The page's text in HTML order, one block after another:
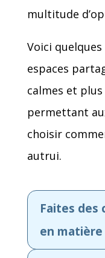
multitude
Voici
espaces
calmes et
permettant
choisir
autrui.
Faites des
en